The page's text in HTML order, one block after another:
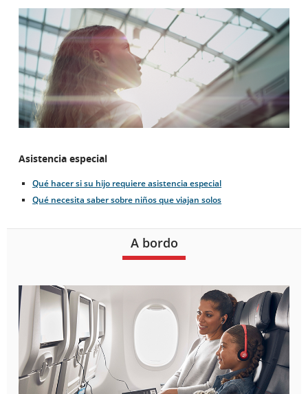
Asistencia especial
Qué hacer si su hijo requiere asistencia especial
Qué necesita saber sobre niños que viajan solos
A bordo